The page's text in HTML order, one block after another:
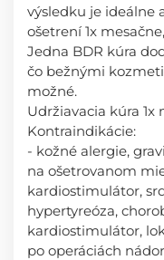
výsledku je ideálne
ošetrení 1x
Jedna BDR kúra
čo bežnými
možné.
Udržiavacia kúra 1x
Kontraindikácie:
- kožné alergie,
na ošetrovanom
kardiostimulátor,
hypertyreóza,
kardiostimulátor,
po operáciách